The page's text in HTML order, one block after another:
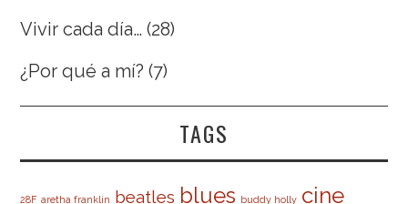
Vivir cada día… (28)
¿Por qué a mí? (7)
TAGS
28F aretha franklin beatles blues buddy holly cine